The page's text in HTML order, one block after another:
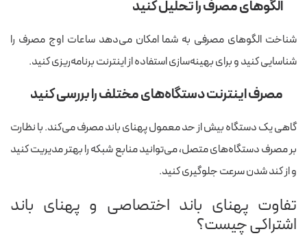
الگوهای مصرف را تحلیل کنید
شناخت الگوهای مصرفی به شما امکان می‌دهد ساعات اوج مصرف را
شناسایی کنید و برای بهینه‌سازی استفاده از اینترنت برنامه‌ریزی کنید.
مصرف اینترنت دستگاه‌های مختلف را بررسی کنید
گاهی یک دستگاه بیش از حد معمول پهنای باند مصرف می‌کند. با نظارت
بر مصرف دستگاه‌های متصل، می‌توانید منابع شبکه را بهتر مدیریت کنید
و از کند شدن سرعت جلوگیری کنید.
تفاوت پهنای باند اختصاصی و پهنای باند
اشتراکی چیست؟